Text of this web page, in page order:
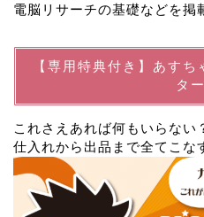
電脳リサーチの基礎などを掲
【専用特典付き】あす
タ
これさえあれば何もいらない
仕入れから出品まで全てこな